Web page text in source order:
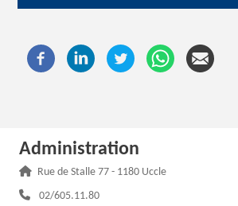
Administration
Adresse :
Rue de Stalle 77 - 1180 Uccle
Téléphone :
02/605.11.80